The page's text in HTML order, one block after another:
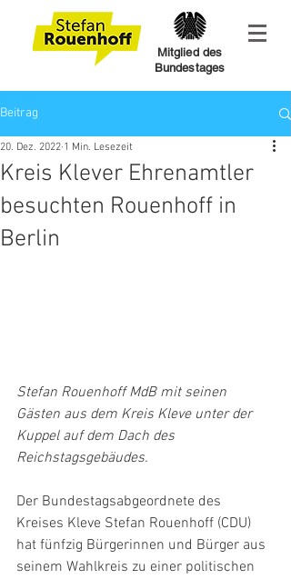
Mitglied des
Bundestages
Beitrag
Kreis Klever Ehrenamtler
besuchten Rouenhoff in
Berlin
20. Dez. 2022 1 Min. Lesezeit
Stefan Rouenhoff MdB mit seinen
Gästen aus dem Kreis Kleve unter der
Kuppel auf dem Dach des
Reichstagsgebäudes.
Der Bundestagsabgeordnete des
Kreises Kleve Stefan Rouenhoff (CDU)
hat fünfzig Bürgerinnen und Bürger aus
seinem Wahlkreis zu einer politischen